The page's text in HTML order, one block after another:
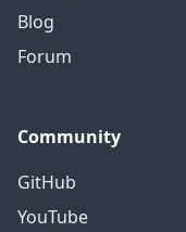
Blog
Forum
Community
GitHub
YouTube